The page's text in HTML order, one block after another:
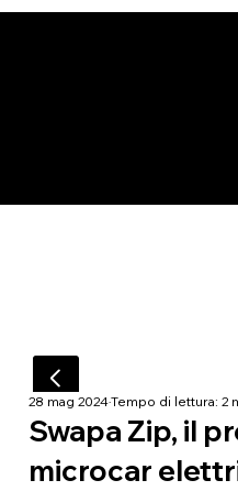
Swapa Zip, il
microcar
28 mag 2024Tempo di lettura: 2